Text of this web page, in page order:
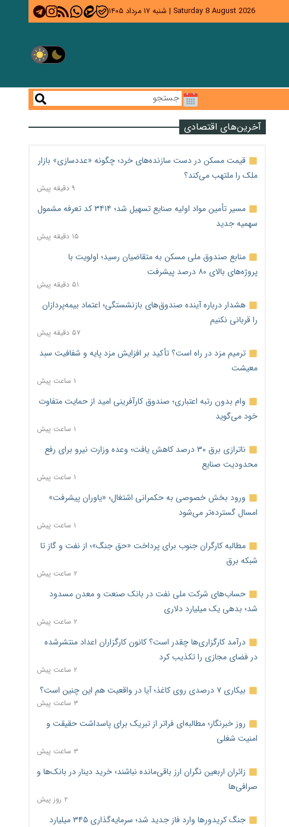
Saturday 8 August 2026
| شنبه ۱۷ مرداد ۱۴۰۵
آخرین‌های اقتصادی
قیمت مسکن در دست سازنده‌های خرد؛ چگونه «عددسازی» بازار
ملک را ملتهب می‌کند؟
۹ دقیقه پیش
مسیر تأمین مواد اولیه صنایع تسهیل شد؛ ۳۴۱۴ کد تعرفه مشمول
سهمیه جدید
۱۵ دقیقه پیش
منابع صندوق ملی مسکن به متقاضیان رسید؛ اولویت با
پروژه‌های بالای ۸۰ درصد پیشرفت
۵۱ دقیقه پیش
هشدار درباره آینده صندوق‌های بازنشستگی؛ اعتماد بیمه‌پردازان
را قربانی نکنیم
۵۷ دقیقه پیش
ترمیم مزد در راه است؟ تأکید بر افزایش مزد پایه و شفافیت سبد
معیشت
۱ ساعت پیش
وام بدون رتبه اعتباری؛ صندوق کارآفرینی امید از حمایت متفاوت
خود می‌گوید
۱ ساعت پیش
ناترازی برق ۳۰ درصد کاهش یافت؛ وعده وزارت نیرو برای رفع
محدودیت صنایع
۱ ساعت پیش
ورود بخش خصوصی به حکمرانی اشتغال؛ «یاوران پیشرفت»
امسال گسترده‌تر می‌شود
۱ ساعت پیش
مطالبه کارگران جنوب برای پرداخت «حق جنگ»؛ از نفت و گاز تا
شبکه برق
۲ ساعت پیش
حساب‌های شرکت ملی نفت در بانک صنعت و معدن مسدود
شد؛ بدهی یک میلیارد دلاری
۲ ساعت پیش
درآمد کارگزاری‌ها چقدر است؟ کانون کارگزاران اعداد منتشرشده
در فضای مجازی را تکذیب کرد
۲ ساعت پیش
بیکاری ۷ درصدی روی کاغذ؛ آیا در واقعیت هم این چنین است؟
۳ ساعت پیش
روز خبرنگار؛ مطالبه‌ای فراتر از تبریک برای پاسداشت حقیقت و
امنیت شغلی
۳ ساعت پیش
زائران اربعین نگران ارز باقی‌مانده نباشند؛ خرید دینار در بانک‌ها و
صرافی‌ها
۲ روز پیش
جنگ کریدورها وارد فاز جدید شد؛ سرمایه‌گذاری ۳۴۵ میلیارد